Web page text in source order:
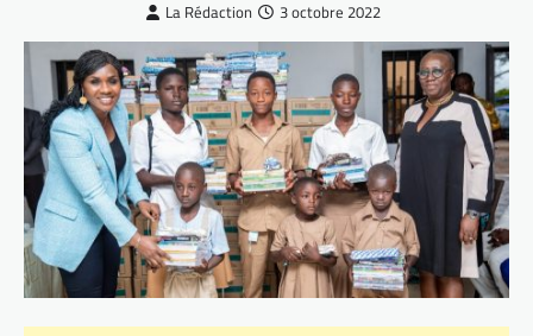
La Rédaction 3 octobre 2022